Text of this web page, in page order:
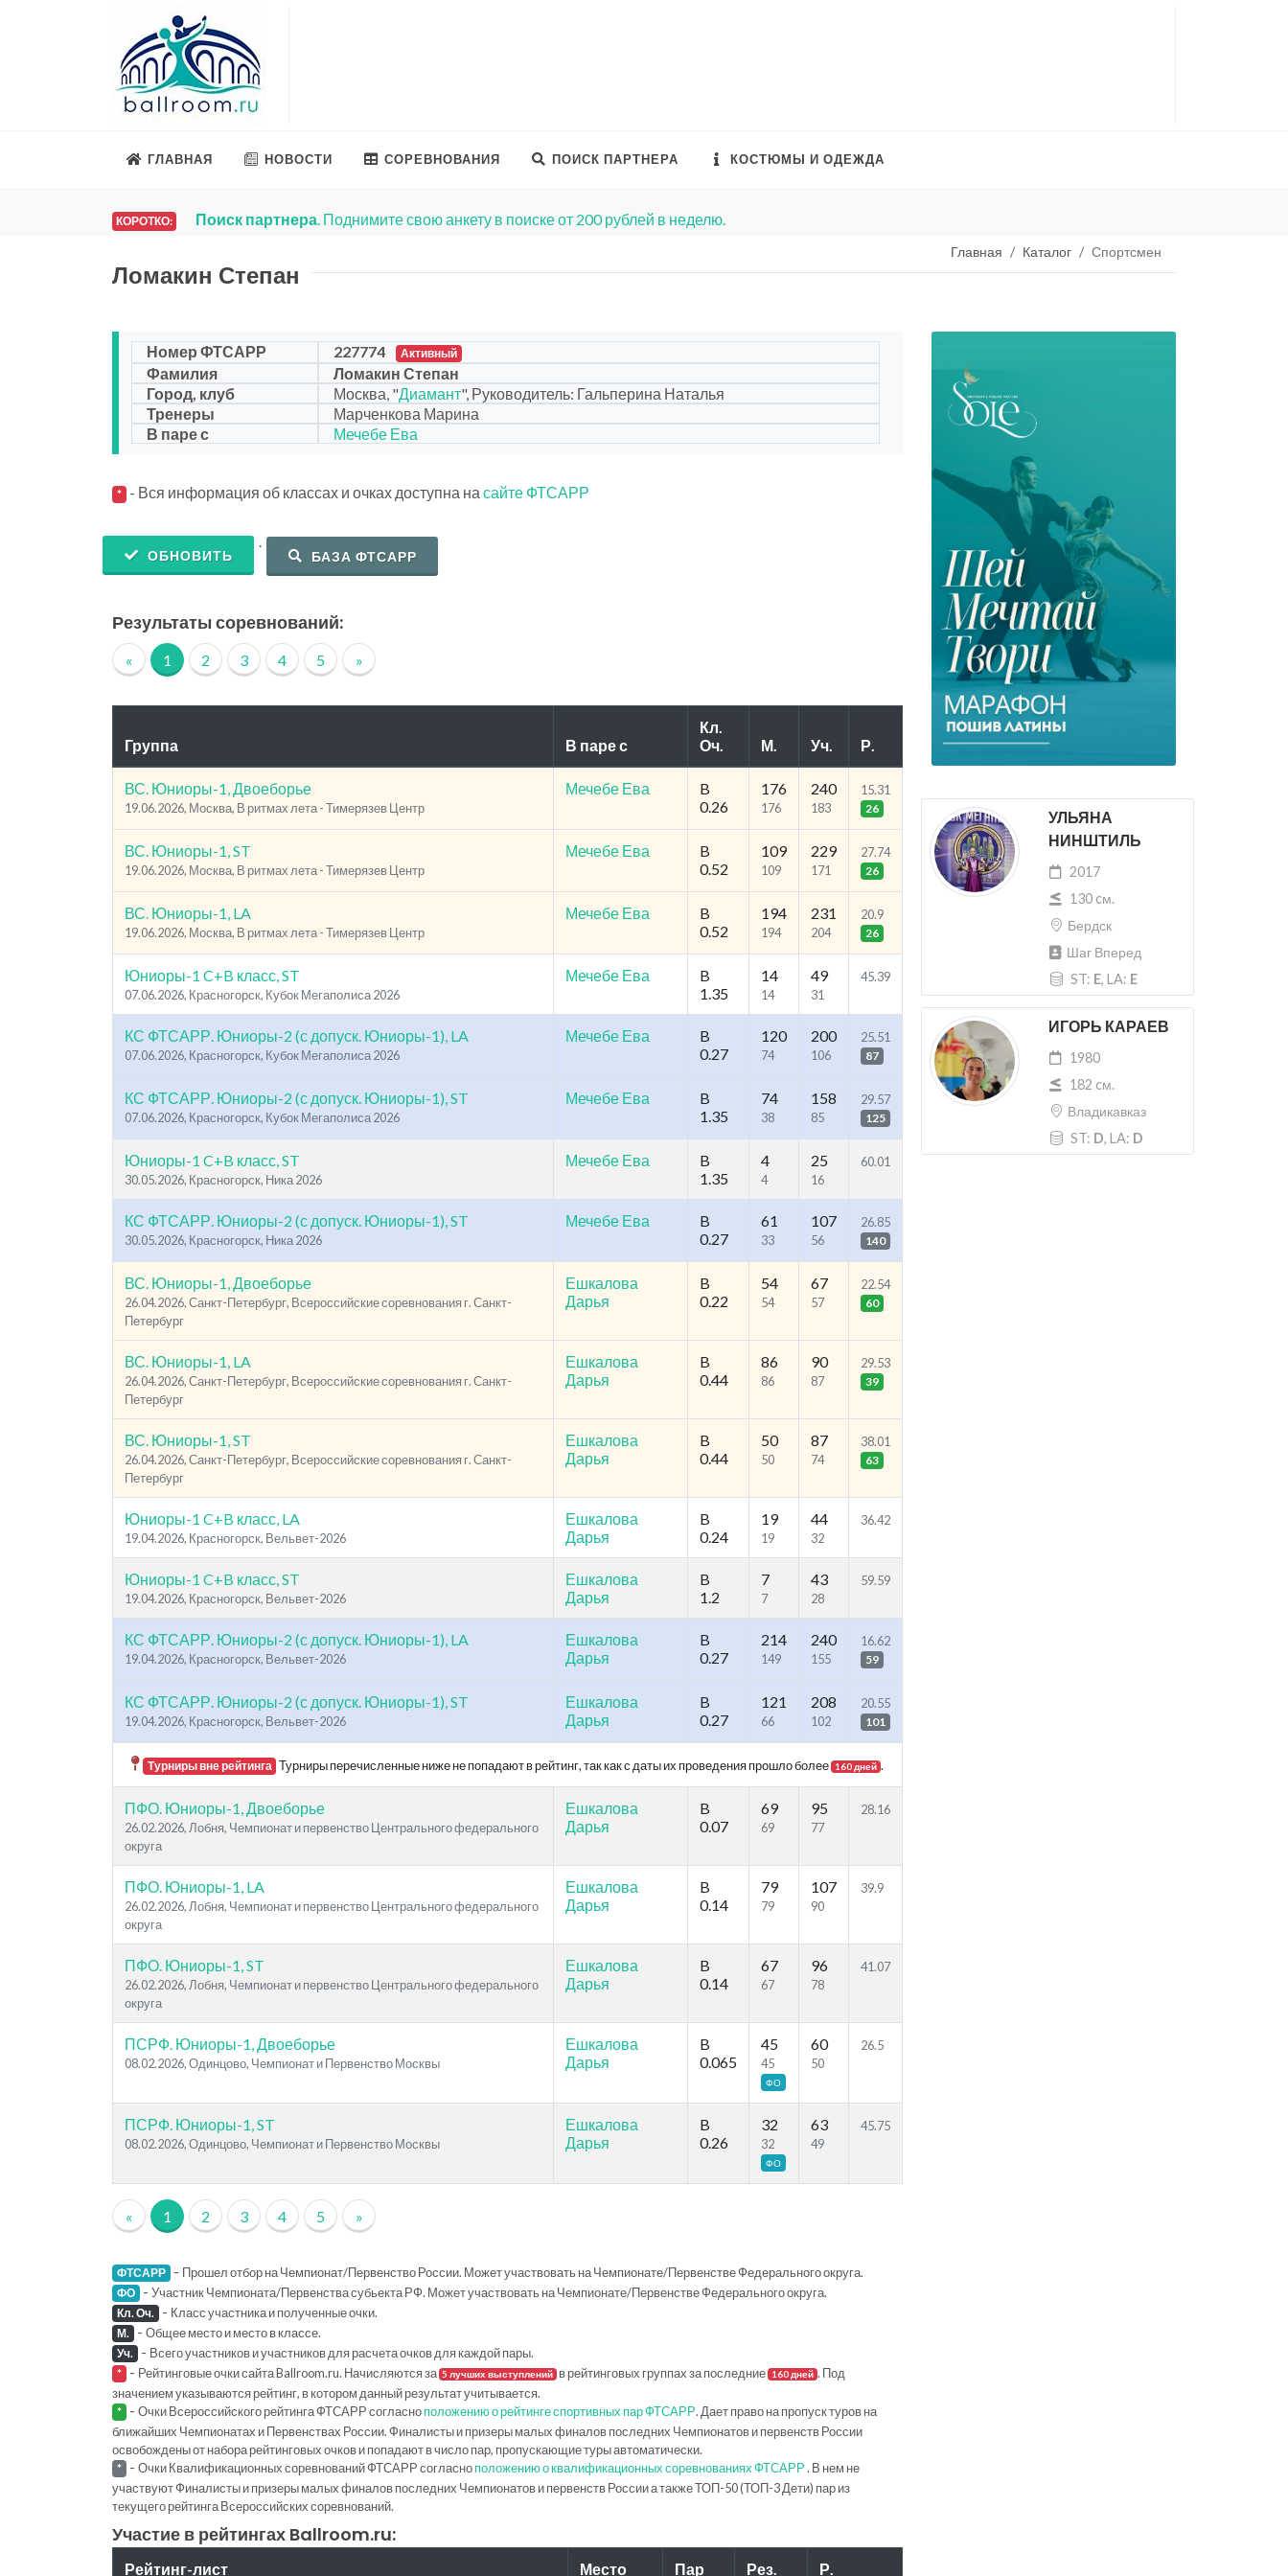
ГЛАВНАЯ НОВОСТИ СОРЕВНОВАНИЯ ПОИСК ПАРТНЕРА КОСТЮМЫ И ОДЕЖДА
КОРОТКО: Поиск партнера. Поднимите свою анкету в поиске от 200 рублей в неделю.
Главная Каталог Спортсмен
Ломакин Степан
УЛЬЯНА
НИНШТИЛЬ
2017
130 cм.
Бердск
Шаг Вперед
ST: E, LA: E
ИГОРЬ КАРАЕВ
1980
182 cм.
Владикавказ
ST: D, LA: D
Номер ФТСАРР 227774 Активный
Фамилия
Ломакин Степан
Город, клуб
Москва, "Диамант", Руководитель: Гальперина Наталья
Тренеры
Марченкова Марина
В паре с
Мечебе Ева
* - Вся информация об классах и очках доступна на сайте ФТСАРР
ОБНОВИТЬ
.
БАЗА ФТСАРР
Результаты соревнований:
« 1 2 3 4 5 »
Группа В паре с
Кл.
Оч.
М. Уч. Р.
ВС. Юниоры-1, Двоеборье
19.06.2026, Москва, В ритмах лета - Тимерязев Центр
Мечебе Ева
B
0.26
176
176
240
183
15.31
26
ВС. Юниоры-1, ST
19.06.2026, Москва, В ритмах лета - Тимерязев Центр
Мечебе Ева
B
0.52
109
109
229
171
27.74
26
ВС. Юниоры-1, LA
19.06.2026, Москва, В ритмах лета - Тимерязев Центр
Мечебе Ева
B
0.52
194
194
231
204
20.9
26
Юниоры-1 C+B класс, ST
07.06.2026, Красногорск, Кубок Мегаполиса 2026
Мечебе Ева
B
1.35
14
14
49
31
45.39
КС ФТСАРР. Юниоры-2 (с допуск. Юниоры-1), LA
07.06.2026, Красногорск, Кубок Мегаполиса 2026
Мечебе Ева
B
0.27
120
74
200
106
25.51
87
КС ФТСАРР. Юниоры-2 (с допуск. Юниоры-1), ST
07.06.2026, Красногорск, Кубок Мегаполиса 2026
Мечебе Ева
B
1.35
74
38
158
85
29.57
125
Юниоры-1 C+B класс, ST
30.05.2026, Красногорск, Ника 2026
Мечебе Ева
B
1.35
4
4
25
16
60.01
КС ФТСАРР. Юниоры-2 (с допуск. Юниоры-1), ST
30.05.2026, Красногорск, Ника 2026
Мечебе Ева
B
0.27
61
33
107
56
26.85
140
ВС. Юниоры-1, Двоеборье
26.04.2026, Санкт-Петербург, Всероссийские соревнования г. Санкт-
Петербург
Ешкалова
Дарья
B
0.22
54
54
67
57
22.54
60
ВС. Юниоры-1, LA
26.04.2026, Санкт-Петербург, Всероссийские соревнования г. Санкт-
Петербург
Ешкалова
Дарья
B
0.44
86
86
90
87
29.53
39
ВС. Юниоры-1, ST
26.04.2026, Санкт-Петербург, Всероссийские соревнования г. Санкт-
Петербург
Ешкалова
Дарья
B
0.44
50
50
87
74
38.01
63
Юниоры-1 C+B класс, LA
19.04.2026, Красногорск, Вельвет-2026
Ешкалова
Дарья
B
0.24
19
19
44
32
36.42
Юниоры-1 C+B класс, ST
19.04.2026, Красногорск, Вельвет-2026
Ешкалова
Дарья
B
1.2
7
7
43
28
59.59
КС ФТСАРР. Юниоры-2 (с допуск. Юниоры-1), LA
19.04.2026, Красногорск, Вельвет-2026
Ешкалова
Дарья
B
0.27
214
149
240
155
16.62
59
КС ФТСАРР. Юниоры-2 (с допуск. Юниоры-1), ST
19.04.2026, Красногорск, Вельвет-2026
Ешкалова
Дарья
B
0.27
121
66
208
102
20.55
101
Турниры вне рейтинга Турниры перечисленные ниже не попадают в рейтинг, так как с даты их проведения прошло более 160 дней .
ПФО. Юниоры-1, Двоеборье
26.02.2026, Лобня, Чемпионат и первенство Центрального федерального
округа
Ешкалова
Дарья
B
0.07
69
69
95
77
28.16
ПФО. Юниоры-1, LA
26.02.2026, Лобня, Чемпионат и первенство Центрального федерального
округа
Ешкалова
Дарья
B
0.14
79
79
107
90
39.9
ПФО. Юниоры-1, ST
26.02.2026, Лобня, Чемпионат и первенство Центрального федерального
округа
Ешкалова
Дарья
B
0.14
67
67
96
78
41.07
ПСРФ. Юниоры-1, Двоеборье
08.02.2026, Одинцово, Чемпионат и Первенство Москвы
Ешкалова
Дарья
B
0.065
45
45
ФО
60
50
26.5
ПСРФ. Юниоры-1, ST
08.02.2026, Одинцово, Чемпионат и Первенство Москвы
Ешкалова
Дарья
B
0.26
32
32
ФО
63
49
45.75
« 1 2 3 4 5 »
ФТСАРР - Прошел отбор на Чемпионат/Первенство России. Может участвовать на Чемпионате/Первенстве Федерального округа.
ФО - Участник Чемпионата/Первенства субьекта РФ. Может участвовать на Чемпионате/Первенстве Федерального округа.
Кл. Оч. - Класс участника и полученные очки.
М. - Общее место и место в классе.
Уч. - Всего участников и участников для расчета очков для каждой пары.
* - Рейтинговые очки сайта Ballroom.ru. Начисляются за 5 лучших выступлений в рейтинговых группах за последние 160 дней . Под
значением указываются рейтинг, в котором данный результат учитывается.
* - Очки Всероссийского рейтинга ФТСАРР согласноположению о рейтинге спортивных пар ФТСАРР. Дает право на пропуск туров на
ближайших Чемпионатах и Первенствах России. Финалисты и призеры малых финалов последних Чемпионатов и первенств России
освобождены от набора рейтинговых очков и попадают в число пар, пропускающие туры автоматически.
* - Очки Квалификационных соревнований ФТСАРР согласноположению о квалификационных соревнованиях ФТСАРР. В нем не
участвуют Финалисты и призеры малых финалов последних Чемпионатов и первенств России а также ТОП-50 (ТОП-3 Дети) пар из
текущего рейтинга Всероссийских соревнований.
Участие в рейтингах Ballroom.ru:
Рейтинг-лист Место Пар Рез. Р.